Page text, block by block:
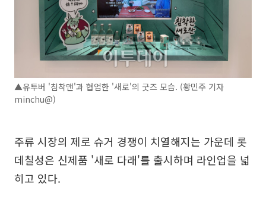
▲유투버 '침착맨'과 협업한 '새로'의 굿즈 모습. (황민주 기자
minchu@)
주류 시장의 제로 슈거 경쟁이 치열해지는 가운데 롯
데칠성은 신제품 '새로 다래'를 출시하며 라인업을 넓
히고 있다.